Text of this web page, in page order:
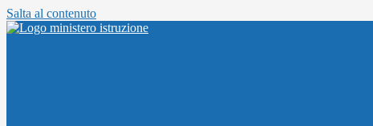
Salta al contenuto